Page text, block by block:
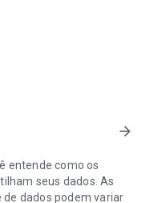
ações comerciais,
para seus imóveis,
contas dentre outros.
ocorrências,
documentos,
arrow_forward
entende como os
seus dados. As
dados podem variar